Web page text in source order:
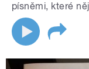
písněmi, které